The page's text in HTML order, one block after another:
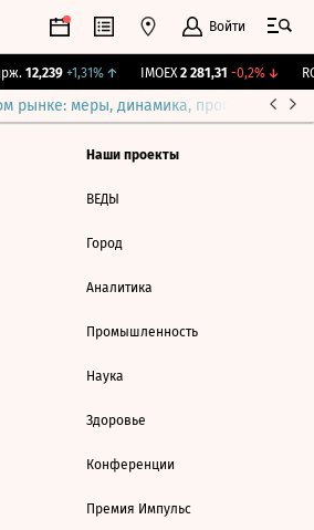
Войти
12,239 +1,31%↑ IMOEX 2 281,31 -0,2%↓
рынке: меры, динамика, прогнозы
Наши проекты
ВЕДЫ
Город
Аналитика
Промышленность
Наука
Здоровье
Конференции
Премия Импульс